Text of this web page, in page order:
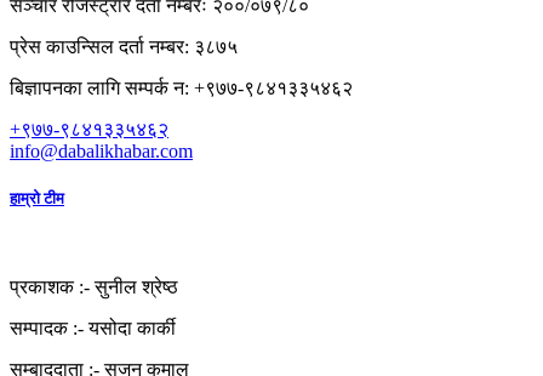
सञ्चार रजिस्ट्रार दर्ता नम्बरः २००/०७९/८०
प्रेस काउन्सिल दर्ता नम्बर: ३८७५
बिज्ञापनका लागि सम्पर्क न: +९७७-९८४१३३५४६२
+९७७-९८४१३३५४६२
info@dabalikhabar.com
हाम्रो टीम
प्रकाशक :-सुनील श्रेष्ठ
सम्पादक :-यसोदा कार्की
सम्बाददाता :-सुजन कुमाल